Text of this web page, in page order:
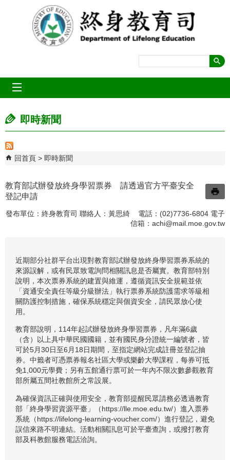
跳到主要內容區塊
即時新聞
回首頁 即時新聞
教育部試辦發放終身學習票券 請透過官方平臺安全
登記申請
發布單位：終身教育司 聯絡人：黃思綺 電話：(02)7736-6804 電子
信箱： achi@mail.moe.gov.tw
近期部分社群平台出現對教育部試辦發放終身學習票券系統的
來源誤解，或有民眾致電詢問相關訊息是否屬實。教育部特別
說明，本次票券系統的建置與維運，遵循資訊安全規範並依
「資通安全責任等級分級辦法」執行票券系統防護需求等級相
關防護控制措施，確保系統穩定與個資安全，請民眾放心使
用。
教育部說明，114年起試辦發放終身學習票券，凡年滿6歲
（含）以上具中華民國國籍，並有國民身分證統一編號者，皆
可於5月30日至6月18日期間，至指定網站完成註冊並登記抽
券。中籤者可憑票券報名社區大學或樂齡大學課程，每券可抵
免1,000元學費；另有五館通行票可於一年內不限次數參觀教育
部所屬五間社教館所之常設展。
為確保資訊正確與使用安全，教育部提醒民眾請務必透過教育
部「終身學習資源平臺」（https://lle.moe.edu.tw/）進入票券
系統（https://lifelong-learning-voucher.com/）進行登記，避免
誤信來路不明連結。活動相關訊息可於平臺查詢，或撥打教育
部及科教館服務電話洽詢。